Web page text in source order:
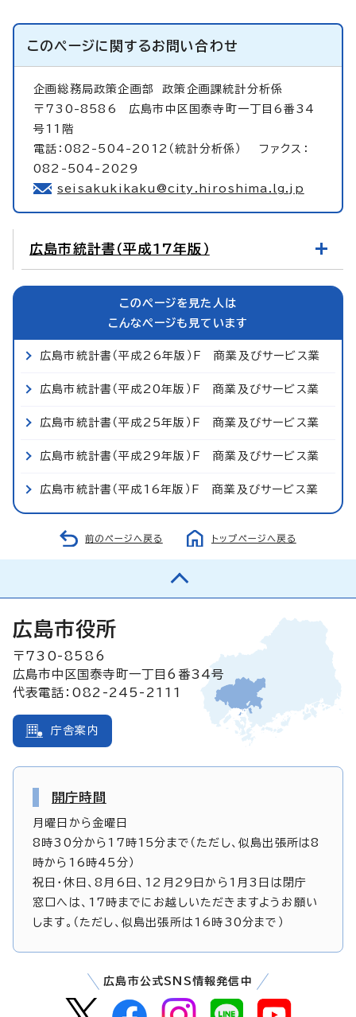
このページに関するお問い合わせ
企画総務局政策企画部政策企画課統計分析係
〒730-8586 広島市中区国泰寺町一丁目6番34
号11階
電話：082-504-2012（統計分析係） ファクス：
082-504-2029
seisakukikaku@city.hiroshima.lg.jp
広島市統計書（平成17年版）
このページを見た人は
こんなページも見ています
広島市統計書（平成26年版）F 商業及びサービス業
広島市統計書（平成20年版）F 商業及びサービス業
広島市統計書（平成25年版）F 商業及びサービス業
広島市統計書（平成29年版）F 商業及びサービス業
広島市統計書（平成16年版）F 商業及びサービス業
前のページへ戻る トップページへ戻る
広島市役所
〒730-8586
広島市中区国泰寺町一丁目6番34号
代表電話：082-245-2111
庁舎案内
開庁時間
月曜日から金曜日
8時30分から17時15分まで（ただし、似島出張所は8
時から16時45分）
祝日・休日、8月6日、12月29日から1月3日は閉庁
窓口へは、17時までにお越しいただきますようお願い
します。（ただし、似島出張所は16時30分まで）
広島市公式SNS情報発信中